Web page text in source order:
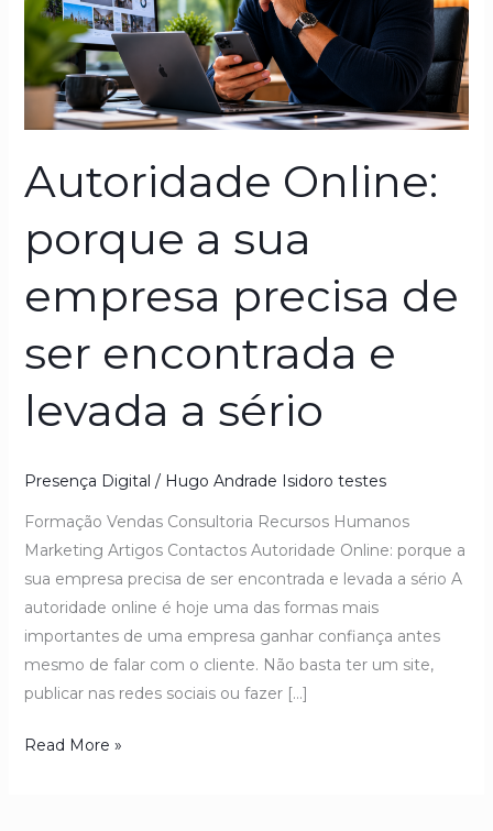
Autoridade Online:
porque a sua
empresa precisa de
ser encontrada e
levada a sério
Presença Digital / Hugo Andrade Isidoro testes
Formação Vendas Consultoria Recursos Humanos
Marketing Artigos Contactos Autoridade Online: porque a
sua empresa precisa de ser encontrada e levada a sério A
autoridade online é hoje uma das formas mais
importantes de uma empresa ganhar confiança antes
mesmo de falar com o cliente. Não basta ter um site,
publicar nas redes sociais ou fazer […]
sua
empresa
precisa
ser
e
a
Read More »